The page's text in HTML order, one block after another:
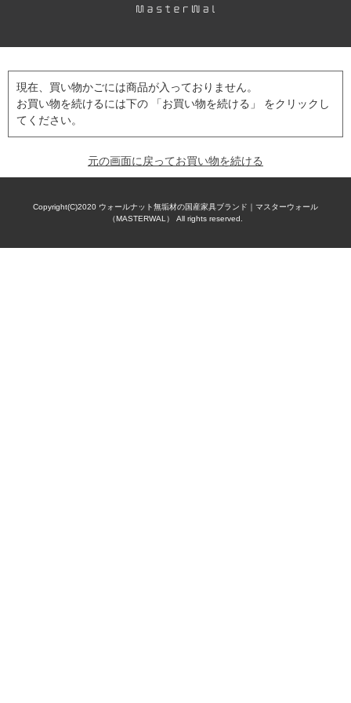
現在、買い物かごには商品が入っておりません。
お買い物を続けるには下の 「お買い物を続ける」 をクリックし
てください。
元の画面に戻ってお買い物を続ける
Copyright(C)2020 ウォールナット無垢材の国産家具ブランド｜マスターウォール
（MASTERWAL） All rights reserved.